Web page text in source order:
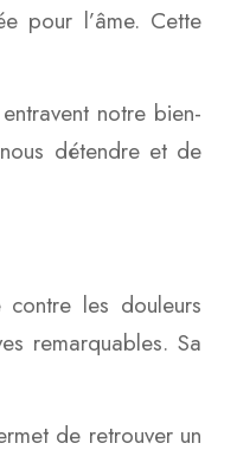
pour l’âme. Cette
notre bien-
détendre et de
les douleurs
remarquables. Sa
de retrouver un